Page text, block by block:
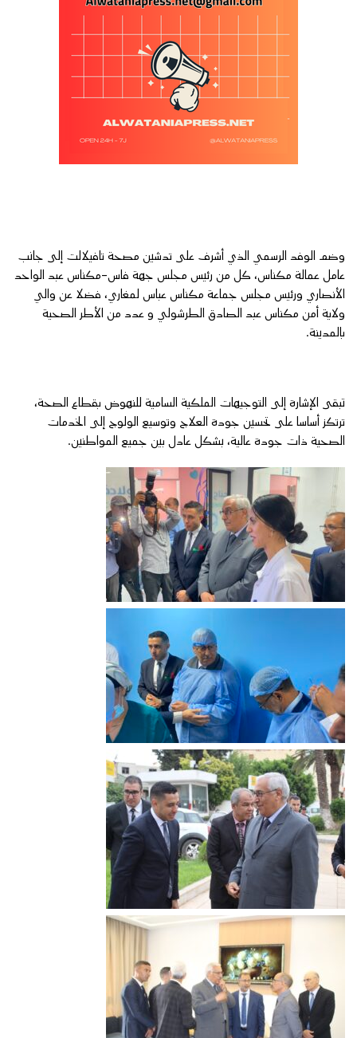
وضم الوفد الرسمي الذي أشرف على تدشين مصحة تافيلالت إلى جانب
عامل عمالة مكناس، كل من رئيس مجلس جهة فاس-مكناس عبد الواحد
الأنصاري ورئيس مجلس جماعة مكناس عباس لمغاري، فضلا عن والي
ولاية أمن مكناس عبد الصادق الطرشولي و عدد من الأطر الصحية
بالمدينة.
تبقى الإشارة إلى التوجيهات الملكية السامية للنهوض بقطاع الصحة،
ترتكز أساسا على تحسين جودة العلاج وتوسيع الولوج إلى الخدمات
الصحية ذات جودة عالية، بشكل عادل بين جميع المواطنين.